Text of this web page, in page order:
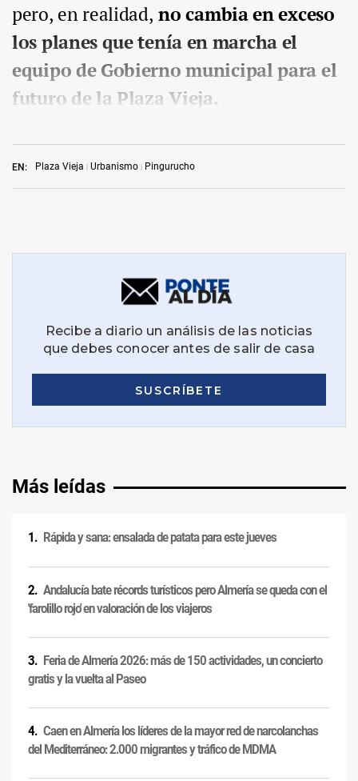
EN: Plaza Vieja Urbanismo Pingurucho
pero, en realidad, no cambia en exceso
los planes que tenía en marcha el
equipo de Gobierno municipal para el
futuro de la Plaza Vieja.
Más leídas
Rápida y sana: ensalada de patata para este jueves
Andalucía bate récords turísticos pero Almería se queda con el
'farolillo rojo' en valoración de los viajeros
Feria de Almería 2026: más de 150 actividades, un concierto
gratis y la vuelta al Paseo
Caen en Almería los líderes de la mayor red de narcolanchas
del Mediterráneo: 2.000 migrantes y tráfico de MDMA